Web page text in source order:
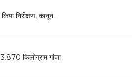
निरीक्षण, कानून-
किलोग्राम गांजा